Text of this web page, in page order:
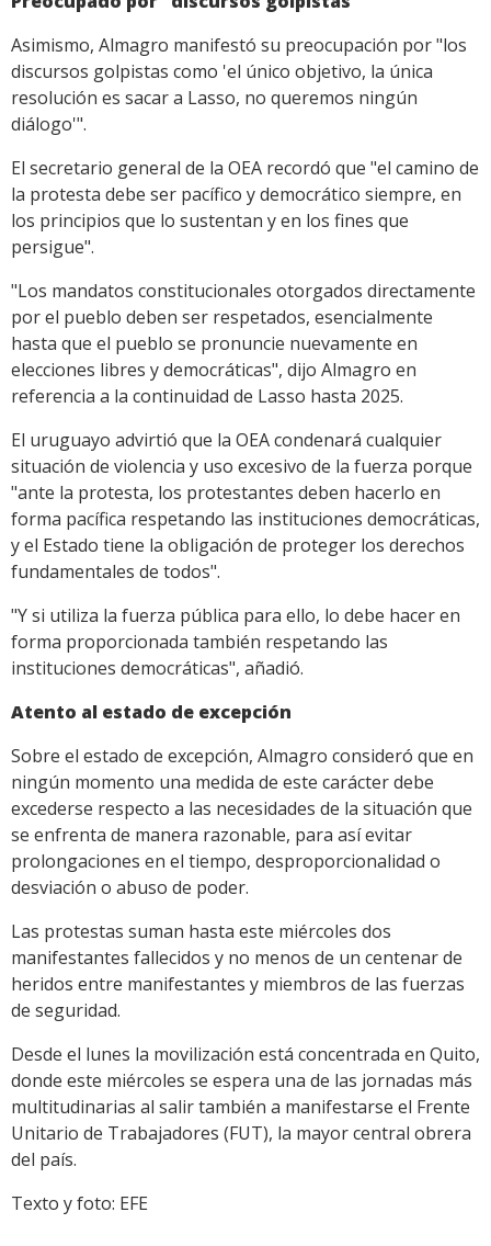
Asimismo, Almagro manifestó su preocupación por "los
discursos golpistas como 'el único objetivo, la única
resolución es sacar a Lasso, no queremos ningún
diálogo'".
El secretario general de la OEA recordó que "el camino de
la protesta debe ser pacífico y democrático siempre, en
los principios que lo sustentan y en los fines que
persigue".
"Los mandatos constitucionales otorgados directamente
por el pueblo deben ser respetados, esencialmente
hasta que el pueblo se pronuncie nuevamente en
elecciones libres y democráticas", dijo Almagro en
referencia a la continuidad de Lasso hasta 2025.
El uruguayo advirtió que la OEA condenará cualquier
situación de violencia y uso excesivo de la fuerza porque
"ante la protesta, los protestantes deben hacerlo en
forma pacífica respetando las instituciones democráticas,
y el Estado tiene la obligación de proteger los derechos
fundamentales de todos".
"Y si utiliza la fuerza pública para ello, lo debe hacer en
forma proporcionada también respetando las
instituciones democráticas", añadió.
Atento al estado de excepción
Sobre el estado de excepción, Almagro consideró que en
ningún momento una medida de este carácter debe
excederse respecto a las necesidades de la situación que
se enfrenta de manera razonable, para así evitar
prolongaciones en el tiempo, desproporcionalidad o
desviación o abuso de poder.
Las protestas suman hasta este miércoles dos
manifestantes fallecidos y no menos de un centenar de
heridos entre manifestantes y miembros de las fuerzas
de seguridad.
Desde el lunes la movilización está concentrada en Quito,
donde este miércoles se espera una de las jornadas más
multitudinarias al salir también a manifestarse el Frente
Unitario de Trabajadores (FUT), la mayor central obrera
del país.
Texto y foto: EFE